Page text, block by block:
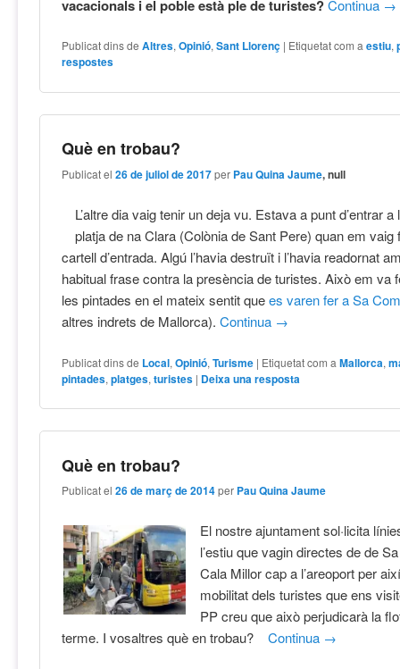
vacacionals i el poble està ple de turistes? Continua →
Publicat dins de Altres,Opinió,Sant Llorenç | Etiquetat com a estiu,
respostes
Què en trobau?
Publicat el26 de juliol de 2017 per Pau Quina Jaume, null
L’altre dia vaig tenir un deja vu. Estava a punt d’entrar
platja de na Clara (Colònia de Sant Pere) quan em
cartell d’entrada. Algú l’havia destruït i l’havia readornat
habitual frase contra la presència de turistes. Això em va
les pintades en el mateix sentit quees varen fer a Sa
altres indrets de Mallorca).Continua →
Publicat dins de Local,Opinió,Turisme | Etiquetat com a Mallorca,
pintades,platges,turistes | Deixa una resposta
Què en trobau?
Publicat el26 de març de 2014 per Pau Quina Jaume
El nostre ajuntament sol·licita
l’estiu que vagin directes de de
Cala Millor cap a l’areoport per
mobilitat dels turistes que ens
PP creu que això perjudicarà la
terme. I vosaltres què en trobau?Continua →